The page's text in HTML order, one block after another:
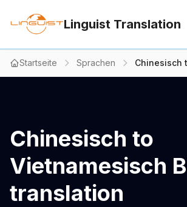
Linguist Translation
Startseite Sprachen Chinesisch
Chinesisch to
Vietnamesisch
translation